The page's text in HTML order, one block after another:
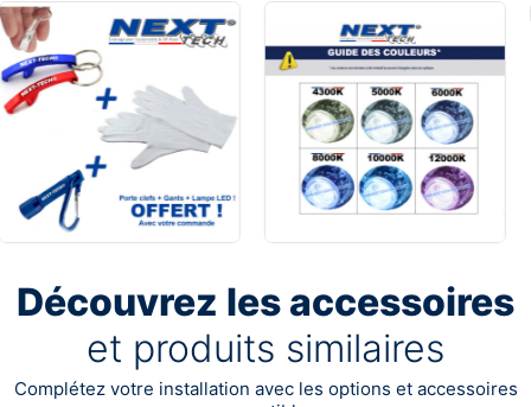
Découvrez les accessoires
et produits similaires
Complétez votre installation avec les options et accessoires